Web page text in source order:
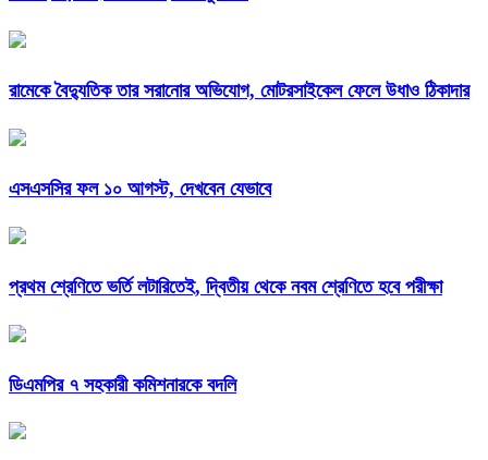
রামেকে বৈদ্যুতিক তার সরানোর অভিযোগ, মোটরসাইকেল ফেলে উধাও ঠিকাদার
এসএসসির ফল ১০ আগস্ট, দেখবেন যেভাবে
প্রথম শ্রেণিতে ভর্তি লটারিতেই, দ্বিতীয় থেকে নবম শ্রেণিতে হবে পরীক্ষা
ডিএমপির ৭ সহকারী কমিশনারকে বদলি